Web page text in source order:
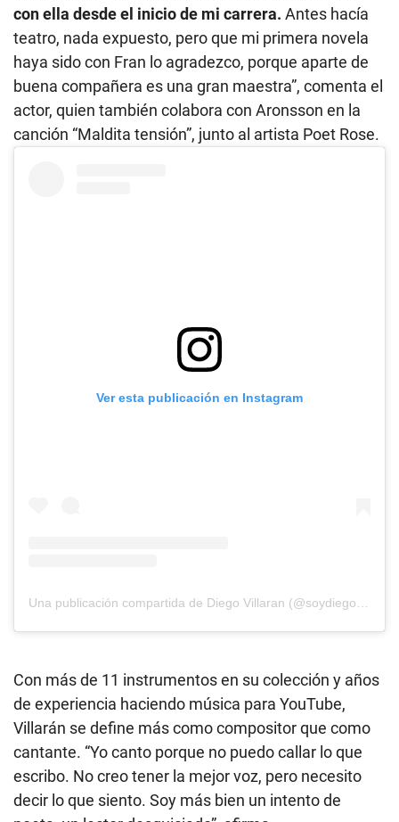
con ella desde el inicio de mi carrera. Antes hacía
teatro, nada expuesto, pero que mi primera novela
haya sido con Fran lo agradezco, porque aparte de
buena compañera es una gran maestra”, comenta el
actor, quien también colabora con Aronsson en la
canción “Maldita tensión”, junto al artista Poet Rose.
Ver esta publicación en Instagram
Con más de 11 instrumentos en su colección y años
de experiencia haciendo música para YouTube,
Villarán se define más como compositor que como
cantante. “Yo canto porque no puedo callar lo que
escribo. No creo tener la mejor voz, pero necesito
decir lo que siento. Soy más bien un intento de